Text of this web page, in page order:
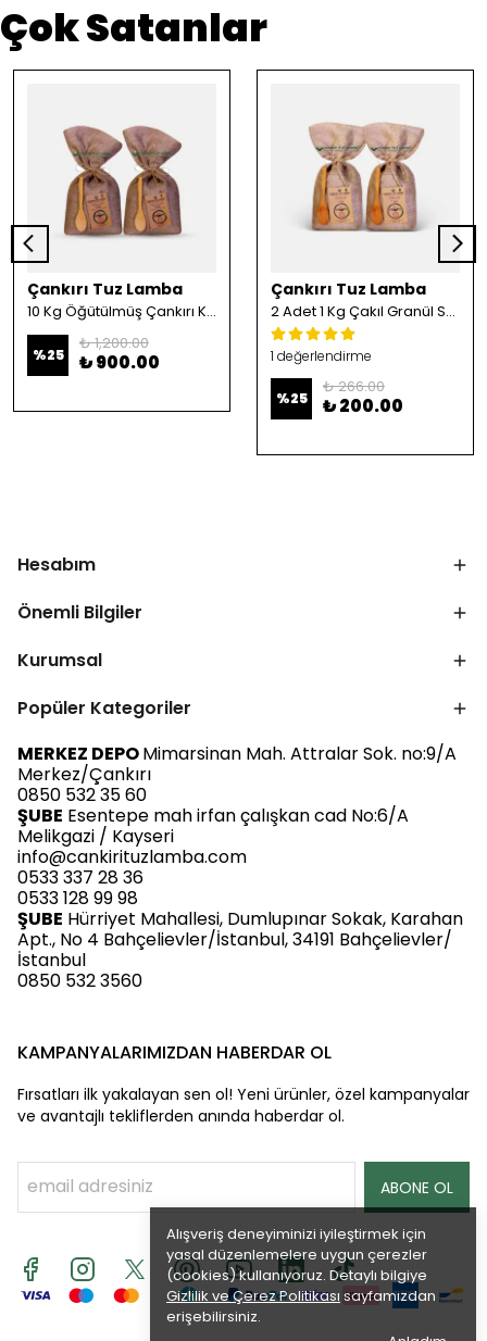
Alışveriş deneyiminizi iyileştirmek için
yasal düzenlemelere uygun çerezler
(cookies) kullanıyoruz. Detaylı bilgiye
Gizlilik ve Çerez Politikası sayfamızdan
erişebilirsiniz.
Çok Satanlar
Çankırı Tuz Lamba
10 Kg Öğütülmüş Çankırı Kristal Kaya Tuzu
%25
₺ 1,200.00
₺ 900.00
Çankırı Tuz Lamba
2 Adet 1 Kg Çakıl Granül Sofrada Öğütme Tuzu
1 değerlendirme
%25
₺ 266.00
₺ 200.00
Hesabım
Önemli Bilgiler
Kurumsal
Popüler Kategoriler
MERKEZ DEPOMimarsinan Mah. Attralar Sok. no:9/A
Merkez/Çankırı
0850 532 35 60
ŞUBE Esentepe mah irfan çalışkan cad No:6/A
Melikgazi / Kayseri
info@cankirituzlamba.com
0533 337 28 36
0533 128 99 98
ŞUBE Hürriyet Mahallesi, Dumlupınar Sokak, Karahan
Apt., No 4 Bahçelievler/İstanbul, 34191 Bahçelievler/
İstanbul
0850 532 3560
KAMPANYALARIMIZDAN HABERDAR OL
Fırsatları ilk yakalayan sen ol! Yeni ürünler, özel kampanyalar
ve avantajlı tekliflerden anında haberdar ol.
ABONE OL